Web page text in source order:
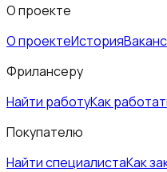
О проекте
О проектеИстория
Фрилансеру
Найти работуКак
Покупателю
Найти специалистаКак